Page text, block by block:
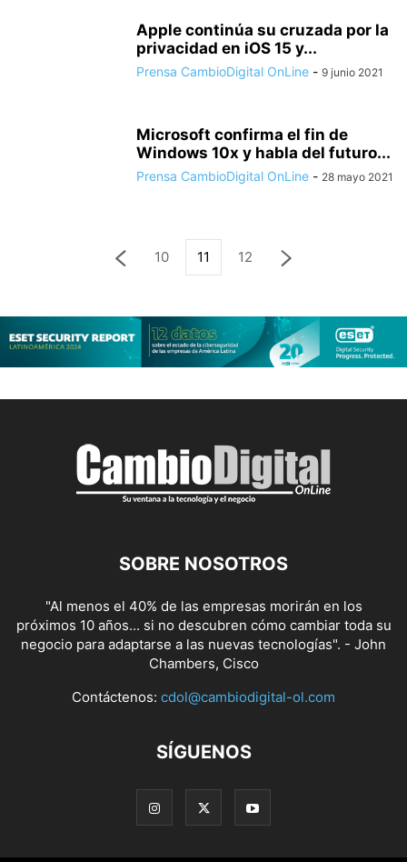
Apple continúa su cruzada por la
privacidad en iOS 15 y...
Prensa CambioDigital OnLine - 9 junio 2021
Microsoft confirma el fin de
Windows 10x y habla del futuro...
Prensa CambioDigital OnLine - 28 mayo 2021
10 11 12
SOBRE NOSOTROS
"Al menos el 40% de las empresas morirán en los
próximos 10 años... si no descubren cómo cambiar toda su
negocio para adaptarse a las nuevas tecnologías". - John
Chambers, Cisco
Contáctenos: cdol@cambiodigital-ol.com
SÍGUENOS